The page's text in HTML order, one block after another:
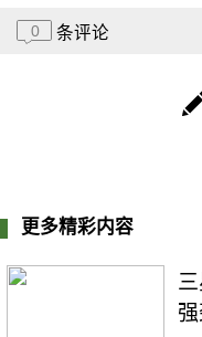
0 条评论
更多精彩内容